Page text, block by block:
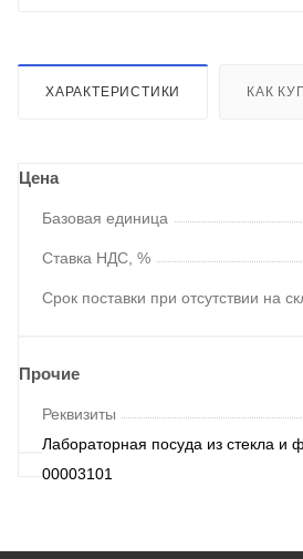
ХАРАКТЕРИСТИКИ КАК
Цена
Базовая единица
Ставка НДС, %
Срок поставки при отсутствии на
Прочие
Реквизиты
Лабораторная посуда из стекла и
00003101